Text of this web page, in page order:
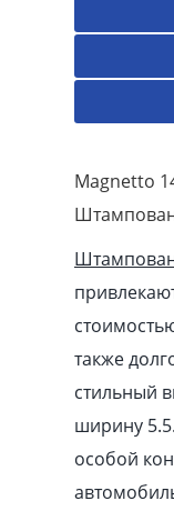
Magnetto
также
стильный
ширину
особой